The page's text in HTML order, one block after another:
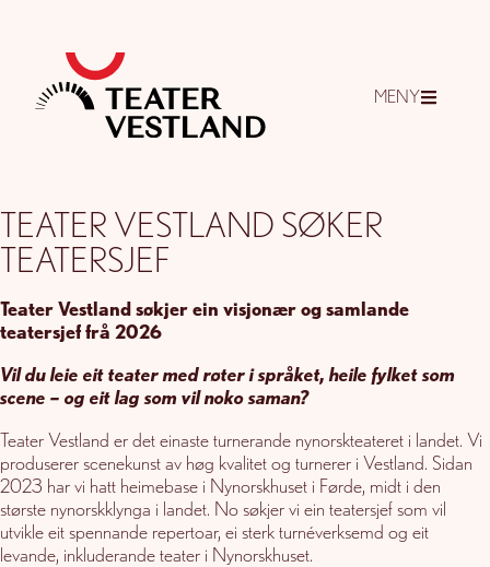
MENY
TEATER VESTLAND SØKER
TEATERSJEF
Teater Vestland søkjer ein visjonær og samlande
teatersjef frå 2026
Vil du leie eit teater med røter i språket, heile fylket som
scene – og eit lag som vil noko saman?
Teater Vestland er det einaste turnerande nynorskteateret i landet. Vi
produserer scenekunst av høg kvalitet og turnerer i Vestland. Sidan
2023 har vi hatt heimebase i Nynorskhuset i Førde, midt i den
største nynorskklynga i landet. No søkjer vi ein teatersjef som vil
utvikle eit spennande repertoar, ei sterk turnéverksemd og eit
levande, inkluderande teater i Nynorskhuset.